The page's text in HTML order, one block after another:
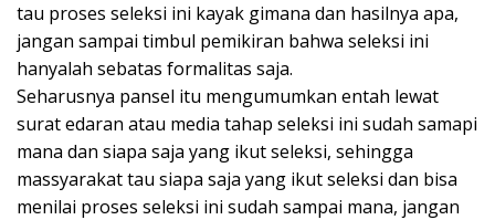
tau proses seleksi ini kayak gimana dan hasilnya apa,
jangan sampai timbul pemikiran bahwa seleksi ini
hanyalah sebatas formalitas saja.
Seharusnya pansel itu mengumumkan entah lewat
surat edaran atau media tahap seleksi ini sudah samapi
mana dan siapa saja yang ikut seleksi, sehingga
massyarakat tau siapa saja yang ikut seleksi dan bisa
menilai proses seleksi ini sudah sampai mana, jangan